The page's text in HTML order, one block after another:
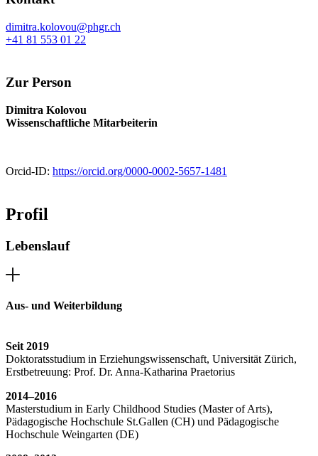
dimitra.kolovou@phgr.ch
+41 81 553 01 22
Zur Person
Dimitra Kolovou
Wissenschaftliche Mitarbeiterin
Orcid-ID: https://orcid.org/0000-0002-5657-1481
Profil
Lebenslauf
Aus- und Weiterbildung
Seit 2019
Doktoratsstudium in Erziehungswissenschaft, Universität Zürich,
Erstbetreuung: Prof. Dr. Anna-Katharina Praetorius
2014–2016
Masterstudium in Early Childhood Studies (Master of Arts),
Pädagogische Hochschule St.Gallen (CH) und Pädagogische
Hochschule Weingarten (DE)